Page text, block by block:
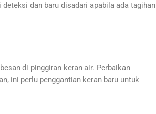
dan baru disadari apabila ada tagihan
di pinggiran keran air. Perbaikan
ini perlu penggantian keran baru untuk